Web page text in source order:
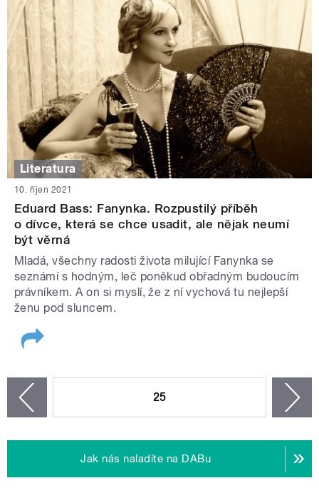
Literatura
10. říjen 2021
Eduard Bass: Fanynka. Rozpustilý příběh
o dívce, která se chce usadit, ale nějak neumí
být věrná
Mladá, všechny radosti života milující Fanynka se
seznámí s hodným, leč poněkud obřadným budoucím
právníkem. A on si myslí, že z ní vychová tu nejlepší
ženu pod sluncem.
25
Jak nás naladíte na DABu